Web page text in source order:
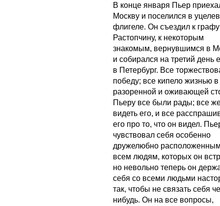
В конце января Пьер
Москву и поселился в
флигеле. Он съездил к графу
Растопчину, к некоторым
знакомым, вернувшимся в
и собирался на третий день
в Петербург. Все
победу; все кипело жизнью в
разоренной и оживающей
Пьеру все были рады; все
видеть его, и все
его про то, что он видел.
чувствовал себя особенно
дружелюбно
всем людям, которых он
но невольно теперь он
себя со всеми людьми
так, чтобы не связать себя
нибудь. Он на все вопросы,